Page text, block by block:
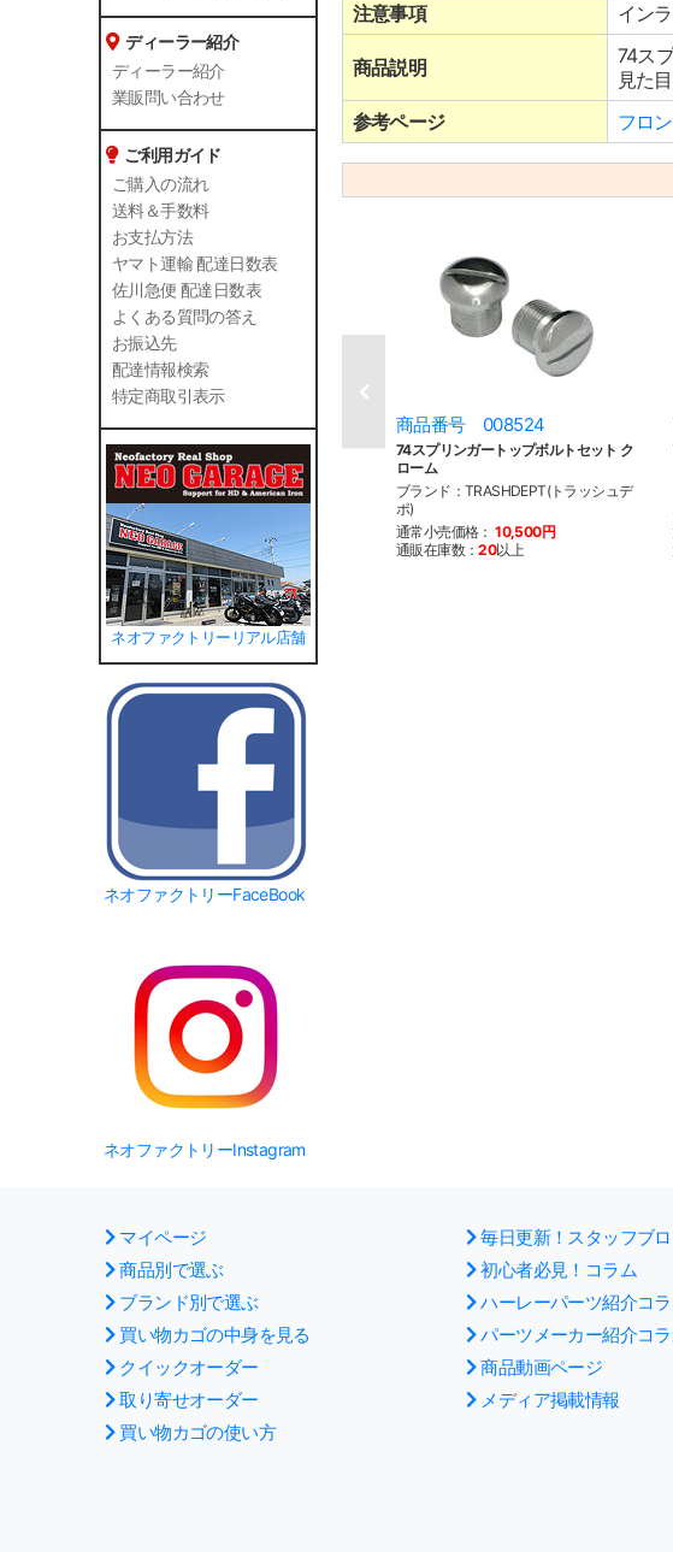
ディーラー紹介
ディーラー紹介
業販問い合わせ
ご利用ガイド
ご購入の流れ
送料＆手数料
お支払方法
ヤマト運輸 配達日数表
佐川急便 配達日数表
よくある質問の答え
お振込先
配達情報検索
特定商取引表示
ネオファクトリーリアル店舗
ネオファクトリーFaceBook
ネオファクトリーInstagram
注意事項
イン
商品説明
74ス
見た
参考ページ
フロ
商品番号 008524
74スプリンガートップボルトセット ク
ローム
ブランド：TRASHDEPT(トラッシュデ
ポ)
通常小売価格： 10,500円
通販在庫数：20以上
マイページ
商品別で選ぶ
ブランド別で選ぶ
買い物カゴの中身を見る
クイックオーダー
取り寄せオーダー
買い物カゴの使い方
毎日更新！スタッフブ
初心者必見！コラム
ハーレーパーツ紹介コ
パーツメーカー紹介コ
商品動画ページ
メディア掲載情報